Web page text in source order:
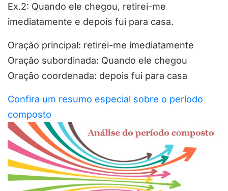
Ex.2: Quando ele chegou, retirei-me
imediatamente e depois fui para casa.
Oração principal: retirei-me imediatamente
Oração subordinada: Quando ele chegou
Oração coordenada: depois fui para casa
Confira um resumo especial sobre o período
composto